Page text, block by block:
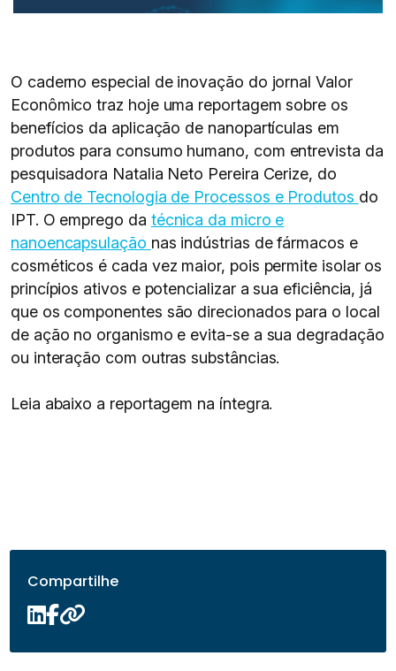
O caderno especial de inovação do jornal Valor
Econômico traz hoje uma reportagem sobre os
benefícios da aplicação de nanopartículas em
produtos para consumo humano, com entrevista da
pesquisadora Natalia Neto Pereira Cerize, do
Centro de Tecnologia de Processos e Produtos do
IPT. O emprego da técnica da micro e
nanoencapsulação nas indústrias de fármacos e
cosméticos é cada vez maior, pois permite isolar os
princípios ativos e potencializar a sua eficiência, já
que os componentes são direcionados para o local
de ação no organismo e evita-se a sua degradação
ou interação com outras substâncias.
Leia abaixo a reportagem na íntegra.
Compartilhe